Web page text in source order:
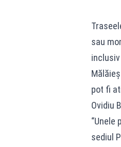
sau
pot fi
Ovidiu
“Unele
sediul